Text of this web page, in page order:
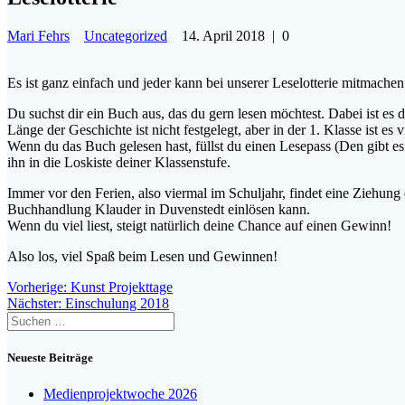
Mari Fehrs Uncategorized 14. April 2018 | 0
Es ist ganz einfach und jeder kann bei unserer Leselotterie
Du suchst dir ein Buch aus, das du gern lesen möchtest. Dabei ist es
Länge der Geschichte ist nicht festgelegt, aber in der 1. Klasse ist
Wenn du das Buch gelesen hast, füllst du einen Lesepass (Den gibt
ihn in die Loskiste deiner Klassenstufe.
Immer vor den Ferien, also viermal im Schuljahr, findet eine
Buchhandlung Klauder in Duvenstedt einlösen kann.
Wenn du viel liest, steigt natürlich deine Chance auf einen Gewinn!
Also los, viel Spaß beim Lesen und Gewinnen!
Beitragsnavigation
Vorherige: Vorheriger
Beitrag:
Kunst Projekttage
Nächster: Nächster
Einschulung 2018
Suchen
nach:
Neueste Beiträge
Medienprojektwoche 2026